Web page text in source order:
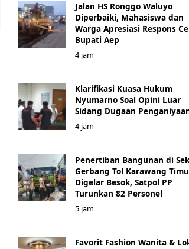
Jalan HS Ronggo Waluyo
Diperbaiki, Mahasiswa dan
Warga Apresiasi Respons
Bupati Aep
4 jam
Klarifikasi Kuasa Hukum
Nyumarno Soal Opini Luar
Sidang Dugaan
4 jam
Penertiban Bangunan di
Gerbang Tol Karawang
Digelar Besok, Satpol PP
Turunkan 82 Personel
5 jam
Favorit Fashion Wanita &